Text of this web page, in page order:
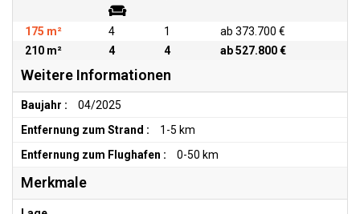
175 m² 4 1
ab 373.700 €
210 m²
4 4 ab 527.800 €
Weitere Informationen
Baujahr :
04/2025
Entfernung zum Strand :
1-5 km
Entfernung zum Flughafen :
0-50 km
Merkmale